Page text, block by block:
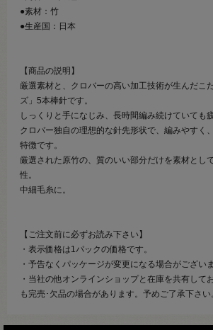
●素材：竹
●生産国：日本
【商品の説明】
厳選素材と、クロバーの高い加工技術が生んだこ
ズ」5本棒針です。
しっくりと手になじみ、長時間編み続けていても
クロバー独自の理想的な針先形状で、編みやすく
特徴です。
厳選された原竹の、質のいい部分だけを素材とし
性。
中細毛糸に。
【ご注文前に必ずお読み下さい】
・表示価格は1パックの価格です。
・予告なくパッケージが変更になる場合がございま
・当社の他オンラインショップと在庫を共有して
も完売･欠品の場合があります。予めご了承下さい